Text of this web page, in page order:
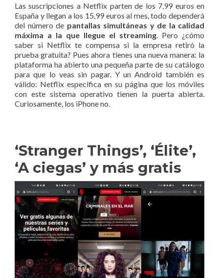
Las suscripciones a Netflix parten de los 7,99 euros en
España y llegan a los 15,99 euros al mes, todo dependerá
del número de pantallas simultáneas y de la calidad
máxima a la que llegue el streaming. Pero ¿cómo
saber si Netflix te compensa si la empresa retiró la
prueba gratuita? Pues ahora tienes una nueva manera: la
plataforma ha abierto una pequeña parte de su catálogo
para que lo veas sin pagar. Y un Android también es
válido: Netflix especifica en su página que los móviles
con este sistema operativo tienen la puerta abierta.
Curiosamente, los iPhone no.
‘Stranger Things’, ‘Élite’,
‘A ciegas’ y más gratis